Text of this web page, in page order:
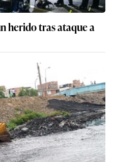
herido tras ataque a